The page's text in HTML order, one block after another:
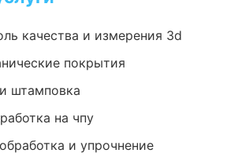
качества и измерения 3d
покрытия
штамповка
на чпу
и упрочнение